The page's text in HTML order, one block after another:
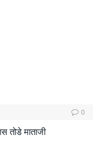
0
तोडे माताजी